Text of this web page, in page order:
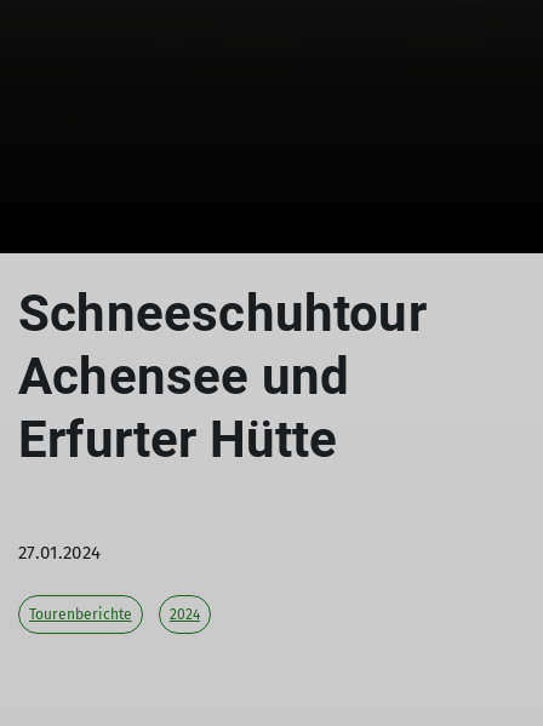
Schneeschuhtour
Achensee und
Erfurter Hütte
27.01.2024
Tourenberichte 2024